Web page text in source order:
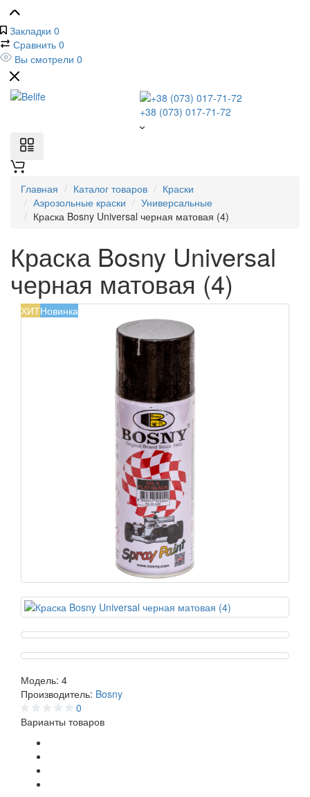
Закладки 0
Сравнить 0
Вы смотрели 0
+38 (073) 017-71-72
Главная Каталог товаров
Краски
Аэрозольные краски
Универсальные
Краска Bosny Universal черная матовая (4)
Краска Bosny Universal
черная матовая (4)
ХИТНовинка
Модель: 4
Производитель: Bosny
0
Варианты товаров